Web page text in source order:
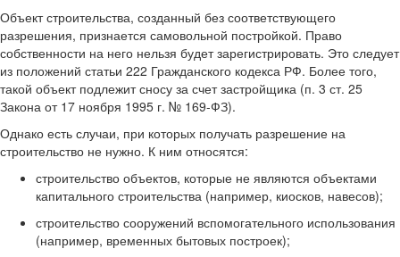
Объект строительства, созданный без соответствующего
разрешения, признается самовольной постройкой. Право
собственности на него нельзя будет зарегистрировать. Это следует
из положений статьи 222 Гражданского кодекса РФ. Более того,
такой объект подлежит сносу за счет застройщика (п. 3 ст. 25
Закона от 17 ноября 1995 г. № 169-ФЗ).
Однако есть случаи, при которых получать разрешение на
строительство не нужно. К ним относятся:
строительство объектов, которые не являются объектами
капитального строительства (например, киосков, навесов);
строительство сооружений вспомогательного использования
(например, временных бытовых построек);